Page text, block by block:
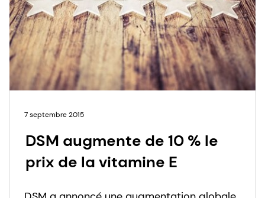
7 septembre 2015
DSM augmente de 10 % le
prix de la vitamine E